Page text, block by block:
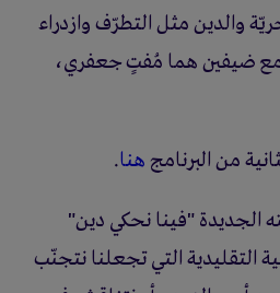
والدين مثل التطرّف وازدراء
مع ضيفين هما مُفتٍ جعفري،
من البرنامج هنا.
الجديدة "فينا نحكي دين"
التقليدية التي تجعلنا نتجنّب